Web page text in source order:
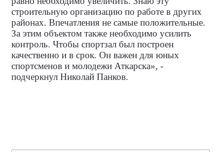
строительную организацию по работе в других
районах. Впечатления не самые положительные.
За этим объектом также необходимо усилить
контроль. Чтобы спортзал был построен
качественно и в срок. Он важен для юных
спортсменов и молодежи Аткарска», -
подчеркнул Николай Панков.